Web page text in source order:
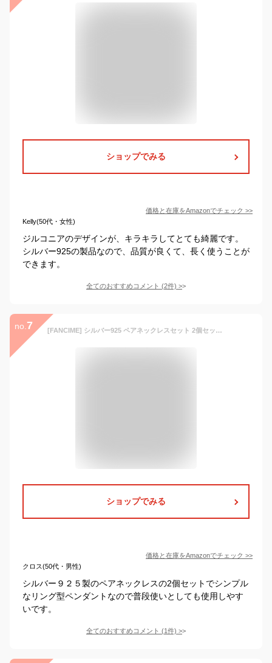
ショップでみる
価格と在庫をAmazonでチェック >>
Kelly(50代・女性)
ジルコニアのデザインが、キラキラしてとても綺麗です。
シルバー925の製品なので、品質が良くて、長く使うことが
できます。
全てのおすすめコメント (2件) >
no. 7 [FANCIME] シルバー925 ペアネックレスセット 2個セット 男女ペア カップル メンズ レディース クリスマス ホワイトデー 記念日 誕生日 ラッピング袋 BOX付
ショップでみる
価格と在庫をAmazonでチェック >>
クロス(50代・男性)
シルバー９２５製のペアネックレスの2個セットでシンプル
なリング型ペンダントなので普段使いとしても使用しやす
いです。
全てのおすすめコメント (1件) >